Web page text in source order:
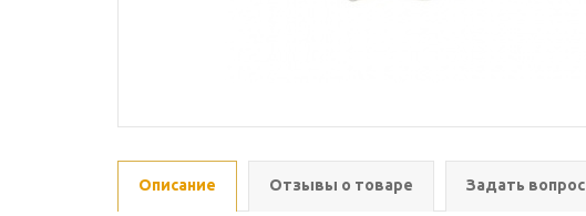
Описание Отзывы о товаре Задать вопрос